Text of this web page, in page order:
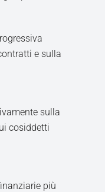
e sulla
sulla
cosiddetti
più